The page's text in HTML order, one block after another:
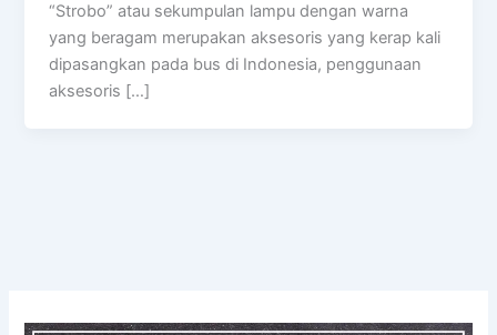
“Strobo” atau sekumpulan lampu dengan warna
yang beragam merupakan aksesoris yang kerap kali
dipasangkan pada bus di Indonesia, penggunaan
aksesoris […]